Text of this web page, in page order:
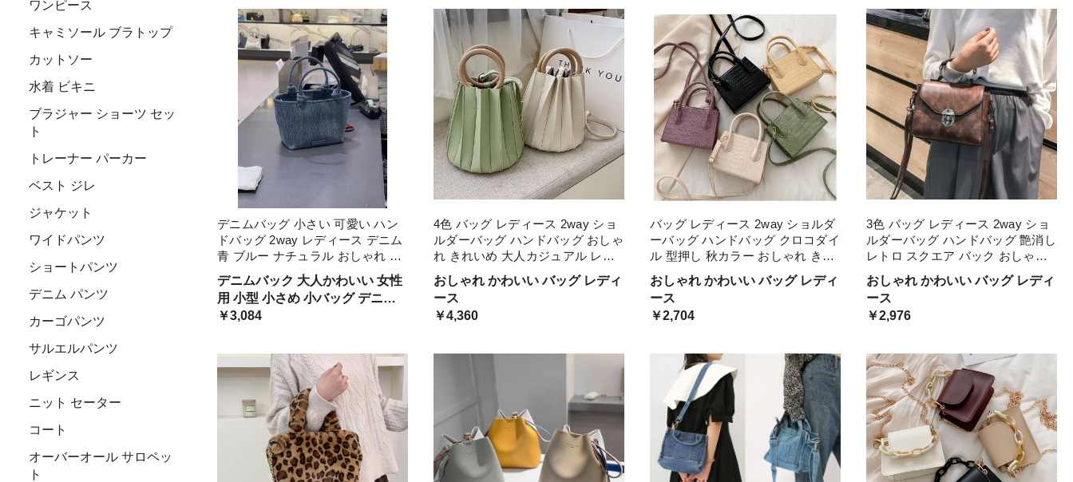
ワンピース
キャミソール ブラトップ
カットソー
水着 ビキニ
ブラジャー ショーツ セッ
ト
トレーナー パーカー
ベスト ジレ
ジャケット
ワイドパンツ
ショートパンツ
デニム パンツ
カーゴパンツ
サルエルパンツ
レギンス
ニット セーター
コート
オーバーオール サロペッ
ト
コスプレ 量産型 量産系
ドカラー ナチュラル パン屋
すい
デニムバッグ 小さい 可愛い ハン
ドバッグ 2way レディース デニム
青 ブルー ナチュラル おしゃれ 手
提げ 手持ち バック こなれ感 お出
かけ 買い物 ミニバッグ 四角 台形
ブ たくさん入る
デニムバック 大人かわいい 女性
用 小型 小さめ 小バッグ デニム
生地 ウォッシャブル ビンテージ
カジュアル 個性的 上品
￥3,084
4色 バッグ レディース 2way ショ
ルダーバッグ ハンドバッグ おしゃ
れ きれいめ 大人カジュアル レト
ロ 手提げ 斜めがけ 肩がけ プリー
ツ風 無地 ホワイト ブラック 黒 グ
リーン 白
おしゃれ かわいい バッグ レディ
ース
￥4,360
バッグ レディース 2way ショルダ
ーバッグ ハンドバッグ クロコダイ
ル 型押し 秋カラー おしゃれ きれ
いめ 大人可愛い 手提げ 斜めがけ
肩がけ バック ホワイト 白 黒 グリ
ーン 緑 ブラック
おしゃれ かわいい バッグ レディ
ース
￥2,704
3色 バッグ レディース 2way ショ
ルダーバッグ ハンドバッグ 艶消し
レトロ スクエア バック おしゃれ
かっこいい 大人カジュアル 手提げ
斜めがけ 肩がけ 黒 ブラウン 茶 ブ
ラック
おしゃれ かわいい バッグ レディ
ース
￥2,976